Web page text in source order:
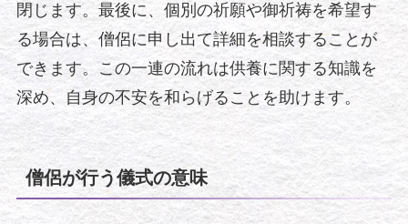
閉じます。最後に、個別の祈願や御祈祷を希望す
る場合は、僧侶に申し出て詳細を相談することが
できます。この一連の流れは供養に関する知識を
深め、自身の不安を和らげることを助けます。
僧侶が行う儀式の意味